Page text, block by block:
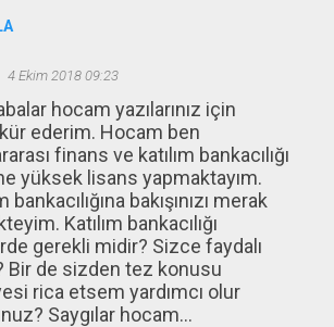
4 Ekim 2018 09:23
hocam yazılarınız için
ederim. Hocam ben
finans ve katılım bankacılığı
yüksek lisans yapmaktayım.
bankacılığına bakışınızı merak
Katılım bankacılığı
gerekli midir? Sizce faydalı
Bir de sizden tez konusu
rica etsem yardımcı olur
Saygılar hocam...